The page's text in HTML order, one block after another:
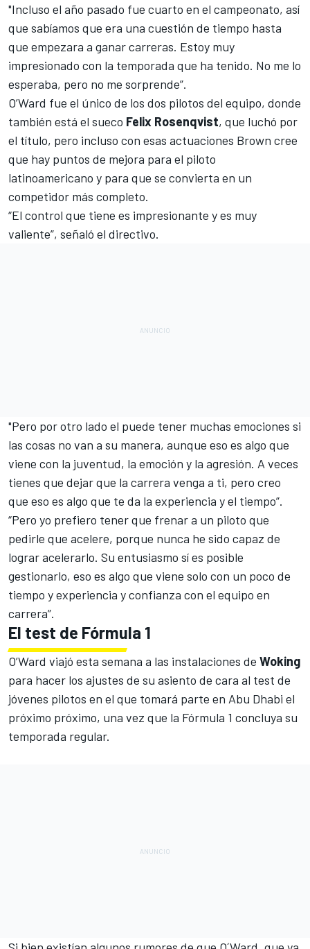
"Incluso el año pasado fue cuarto en el campeonato, así
que sabíamos que era una cuestión de tiempo hasta
que empezara a ganar carreras. Estoy muy
impresionado con la temporada que ha tenido. No me lo
esperaba, pero no me sorprende”.
O’Ward fue el único de los dos pilotos del equipo, donde
también está el sueco Felix Rosenqvist, que luchó por
el título, pero incluso con esas actuaciones Brown cree
que hay puntos de mejora para el piloto
latinoamericano y para que se convierta en un
competidor más completo.
“El control que tiene es impresionante y es muy
valiente”, señaló el directivo.
"Pero por otro lado el puede tener muchas emociones si
las cosas no van a su manera, aunque eso es algo que
viene con la juventud, la emoción y la agresión. A veces
tienes que dejar que la carrera venga a ti, pero creo
que eso es algo que te da la experiencia y el tiempo”.
“Pero yo prefiero tener que frenar a un piloto que
pedirle que acelere, porque nunca he sido capaz de
lograr acelerarlo. Su entusiasmo sí es posible
gestionarlo, eso es algo que viene solo con un poco de
tiempo y experiencia y confianza con el equipo en
carrera”.
El test de Fórmula 1
O’Ward viajó esta semana a las instalaciones de Woking
para hacer los ajustes de su asiento de cara al test de
jóvenes pilotos en el que tomará parte en Abu Dhabi el
próximo próximo, una vez que la Fórmula 1 concluya su
temporada regular.